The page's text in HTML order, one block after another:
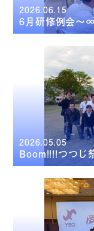
2026.06.15
6月研修例会～
2026.05.05
Boom!!!!つつじ